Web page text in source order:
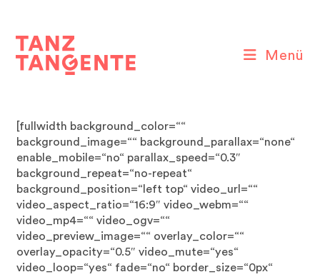
Menü
[fullwidth background_color=““
background_image=““ background_parallax=“none“
enable_mobile=“no“ parallax_speed=“0.3″
background_repeat=“no-repeat“
background_position=“left top“ video_url=““
video_aspect_ratio=“16:9″ video_webm=““
video_mp4=““ video_ogv=““
video_preview_image=““ overlay_color=““
overlay_opacity=“0.5″ video_mute=“yes“
video_loop=“yes“ fade=“no“ border_size=“0px“